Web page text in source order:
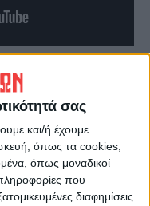
σας
και/ή έχουμε
όπως τα cookies,
όπως μοναδικοί
που
διαφημίσεις
ΝΕΟΣ
News!
περιοχή της
της Θεσσαλίας